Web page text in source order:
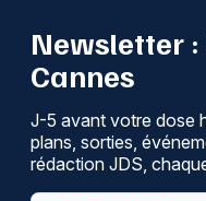
Newsletter
Cannes
J-5 avant votre dose
plans, sorties,
rédaction JDS,